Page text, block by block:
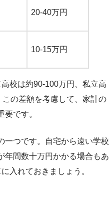
20-40万円
10-15万円
校は約90-100万円、私立高
の差額を考慮して、家計の
です。
一つです。自宅から遠い学校
年間数十万円かかる場合もあ
入れておきましょう。